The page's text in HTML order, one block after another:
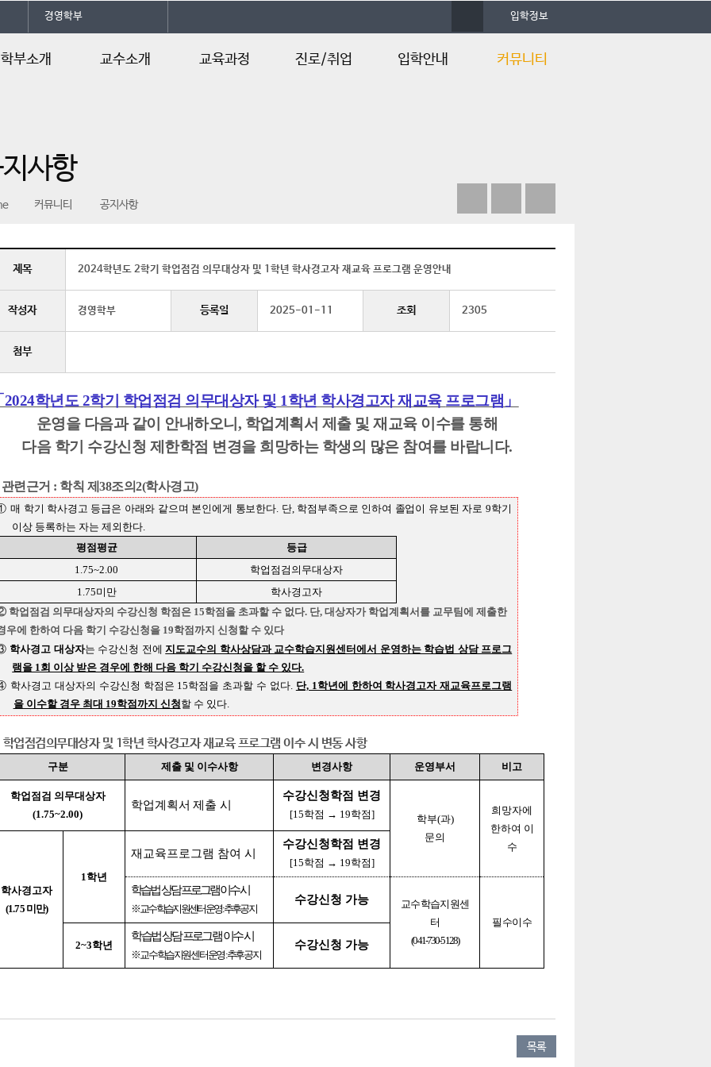
경영학부 입학정보
학부소개 교수소개 교육과정 진로/취업 입학안내 커뮤니티
사항
커뮤니티 공지사항
제목 2024학년도 2학기 학업점검 의무대상자 및 1학년 학사경고자 재교육 프로그램 운영안내
작성자 경영학부 등록일 2025-01-11 조회 2305
첨부
2024학년도 2학기 학업점검 의무대상자 및 1학년 학사경고자 재교육 프로그램」
운영을 다음과 같이 안내하오니, 학업계획서 제출 및 재교육 이수를 통해
다음 학기 수강신청 제한학점 변경을 희망하는 학생의 많은 참여를 바랍니다.
관련근거 : 학칙 제38조의2(학사경고)
매 학기 학사경고 등급은 아래와 같으며 본인에게 통보한다. 단, 학점부족으로 인하여 졸업이 유보된 자로 9학기
이상 등록하는 자는 제외한다.
평점평균
등급
1.75~2.00
학업점검의무대상자
1.75미만
학사경고자
학업점검 의무대상자의 수강신청 학점은 15학점을 초과할 수 없다. 단,대상자가 학업계획서를 교무팀에 제출한
우에 한하여 다음 학기 수강신청을 19학점까지 신청할 수 있다
학사경고 대상자는 수강신청 전에지도교수의 학사상담과 교수학습지원센터에서 운영하는 학습법 상담 프로그
램을 1회 이상 받은 경우에 한해 다음 학기 수강신청을 할 수 있다.
학사경고 대상자의 수강신청 학점은 15학점을 초과할 수 없다. 단, 1학년에 한하여 학사경고자 재교육프로그램
을 이수할 경우 최대 19학점까지 신청할 수 있다.
업점검의무대상자 및 1학년 학사경고자 재교육 프로그램 이수 시 변동 사항
구분 제출 및 이수사항 변경사항 운영부서 비고
학업점검 의무대상자
(1.75~2.00)
학업계획서 제출 시
수강신청학점 변경
[15학점 → 19학점]
학부(과)
문의
희망자에
한하여 이
수
학사경고자
(1.75 미만)
1학년
재교육프로그램 참여 시
수강신청학점 변경
[15학점 → 19학점]
학습법 상담 프로그램 이수 시
※ 교수학습지원센터 운영 : 추후공지
수강신청 가능
교수학습지원센
터
(041-730-5128)
필수이수
2~3학년
학습법 상담 프로그램 이수 시
※ 교수학습지원센터 운영 : 추후공지
수강신청 가능
목록